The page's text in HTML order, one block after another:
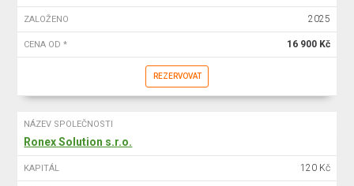
ZALOŽENO 2025
CENA OD * 16 900 Kč
REZERVOVAT
NÁZEV SPOLEČNOSTI
Ronex Solution s.r.o.
KAPITÁL 120 Kč